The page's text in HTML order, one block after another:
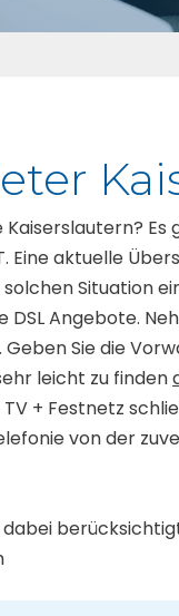
Es
Eine aktuelle
Situation
Angebote.
Sie die
leicht zu finden
TV + Festnetz
von der